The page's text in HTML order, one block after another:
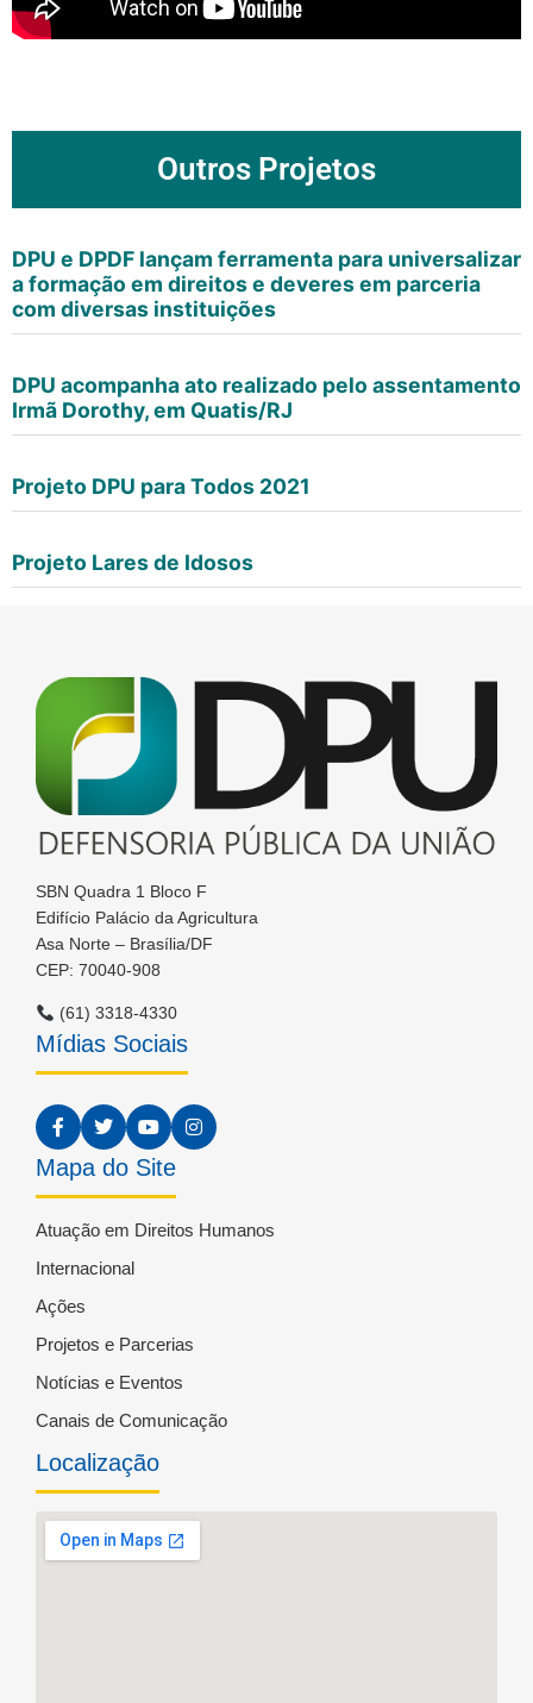
Outros Projetos
DPU e DPDF lançam ferramenta para universalizar
a formação em direitos e deveres em parceria
com diversas instituições
DPU acompanha ato realizado pelo assentamento
Irmã Dorothy, em Quatis/RJ
Projeto DPU para Todos 2021
Projeto Lares de Idosos
SBN Quadra 1 Bloco F
Edifício Palácio da Agricultura
Asa Norte – Brasília/DF
CEP: 70040-908
(61) 3318-4330
Mídias Sociais
Mapa do Site
Atuação em Direitos Humanos
Internacional
Ações
Projetos e Parcerias
Notícias e Eventos
Canais de Comunicação
Localização